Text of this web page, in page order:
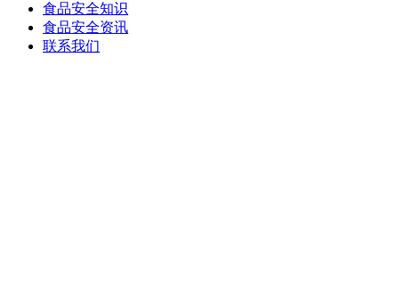
食品安全知识
食品安全资讯
联系我们